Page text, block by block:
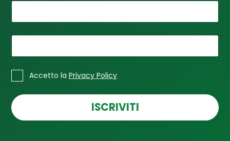
m
a
l
o
C
a
e
l
* Accetto la Privacy Policy
ISCRIVITI